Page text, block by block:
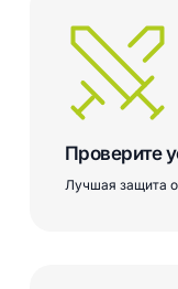
Проверите
Лучшая защита